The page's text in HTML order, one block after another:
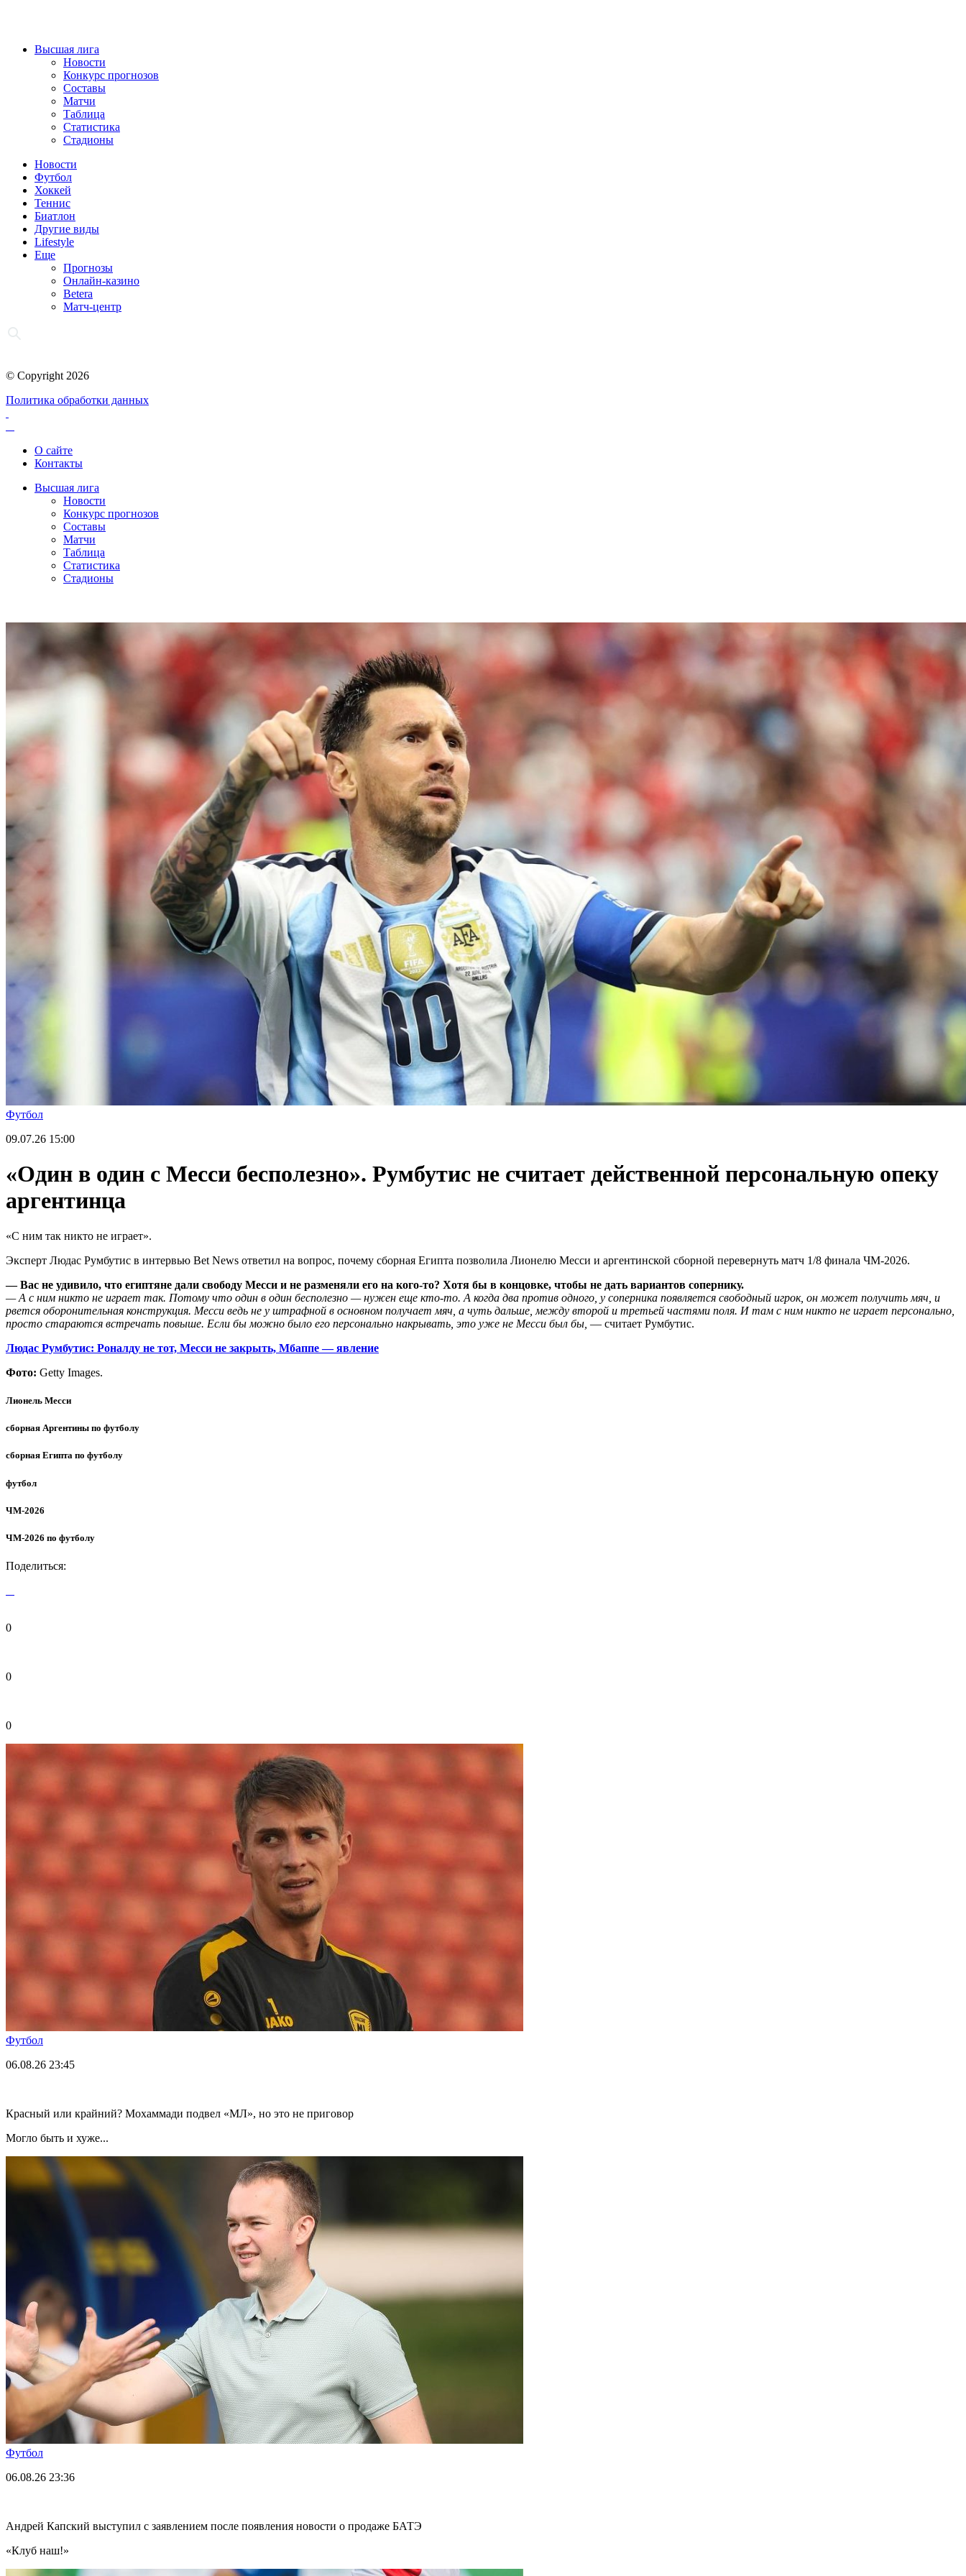
Высшая лига
Новости
Конкурс прогнозов
Составы
Матчи
Таблица
Статистика
Стадионы
Новости
Футбол
Хоккей
Теннис
Биатлон
Другие виды
Lifestyle
Еще
Прогнозы
Онлайн-казино
Betera
Матч-центр
© Copyright 2026
Политика обработки данных
О сайте
Контакты
Высшая лига
Новости
Конкурс прогнозов
Составы
Матчи
Таблица
Статистика
Стадионы
Футбол
09.07.26 15:00
«Один в один с Месси бесполезно». Румбутис не считает действенной персональную опеку
аргентинца
«С ним так никто не играет».
Эксперт Людас Румбутис в интервью Bet News ответил на вопрос, почему сборная Египта позволила Лионелю Месси и аргентинской сборной перевернуть матч 1/8 финала ЧМ-2026.
— Вас не удивило, что египтяне дали свободу Месси и не разменяли его на кого-то? Хотя бы в концовке, чтобы не дать вариантов сопернику.
— А с ним никто не играет так. Потому что один в один бесполезно — нужен еще кто-то. А когда два против одного, у соперника появляется свободный игрок, он может получить мяч, и
рвется оборонительная конструкция. Месси ведь не у штрафной в основном получает мяч, а чуть дальше, между второй и третьей частями поля. И там с ним никто не играет персонально,
просто стараются встречать повыше. Если бы можно было его персонально накрывать, это уже не Месси был бы, — считает Румбутис.
Людас Румбутис: Роналду не тот, Месси не закрыть, Мбаппе — явление
Фото: Getty Images.
Лионель Месси
сборная Аргентины по футболу
сборная Египта по футболу
футбол
ЧМ-2026
ЧМ-2026 по футболу
Поделиться:
0
0
0
Футбол
06.08.26 23:45
Красный или крайний? Мохаммади подвел «МЛ», но это не приговор
Могло быть и хуже...
Футбол
06.08.26 23:36
Андрей Капский выступил с заявлением после появления новости о продаже БАТЭ
«Клуб наш!»